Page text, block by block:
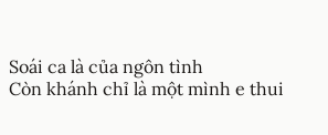
Soái ca là của ngôn tình
Còn khánh chỉ là một mình e thui